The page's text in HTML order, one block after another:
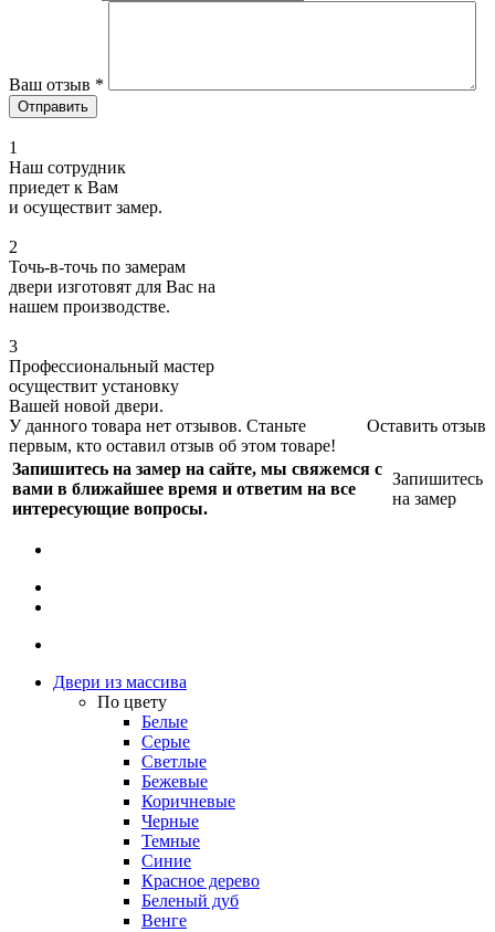
Ваш отзыв *
1
Наш сотрудник
приедет к Вам
и осуществит замер.
2
Точь-в-точь по замерам
двери изготовят для Вас на
нашем производстве.
3
Профессиональный мастер
осуществит установку
Вашей новой двери.
Оставить отзыв
У данного товара нет отзывов. Станьте
первым, кто оставил отзыв об этом товаре!
Запишитесь на замер на сайте, мы свяжемся с
вами в ближайшее время и ответим на все
интересующие вопросы.
Запишитесь
на замер
Двери из массива
По цвету
Белые
Серые
Светлые
Бежевые
Коричневые
Черные
Темные
Синие
Красное дерево
Беленый дуб
Венге